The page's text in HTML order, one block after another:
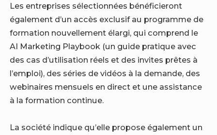
Les entreprises sélectionnées bénéficieront
également d’un accès exclusif au programme de
formation nouvellement élargi, qui comprend le
AI Marketing Playbook (un guide pratique avec
des cas d’utilisation réels et des invites prêtes à
l’emploi), des séries de vidéos à la demande, des
webinaires mensuels en direct et une assistance
à la formation continue.
La société indique qu’elle propose également un